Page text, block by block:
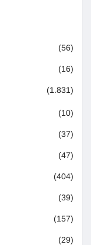
(56)
(16)
(1.831)
(10)
(37)
(47)
(404)
(39)
(157)
(29)